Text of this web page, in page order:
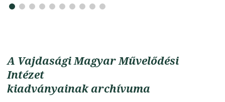
A Vajdasági Magyar Művelődési
Intézet
kiadványainak archívuma